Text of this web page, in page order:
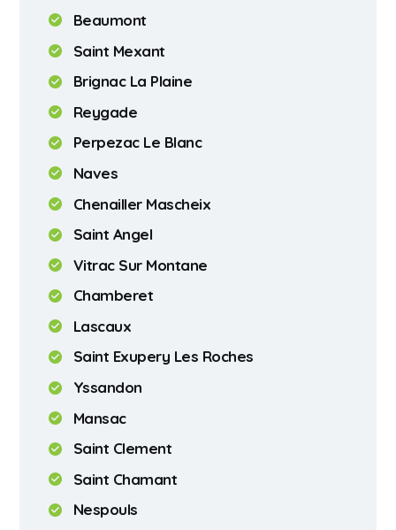
Beaumont
Saint Mexant
Brignac La Plaine
Reygade
Perpezac Le Blanc
Naves
Chenailler Mascheix
Saint Angel
Vitrac Sur Montane
Chamberet
Lascaux
Saint Exupery Les Roches
Yssandon
Mansac
Saint Clement
Saint Chamant
Nespouls